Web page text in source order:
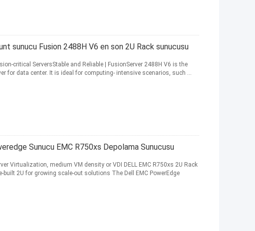
sunucu Fusion 2488H V6 en son 2U Rack sunucusu
critical ServersStable and Reliable | FusionServer 2488H V6 is the
for data center. It is ideal for computing- intensive scenarios, such ...
Sunucu EMC R750xs Depolama Sunucusu
Virtualization, medium VM density or VDI DELL EMC R750xs 2U Rack
built 2U for growing scale-out solutions The Dell EMC PowerEdge